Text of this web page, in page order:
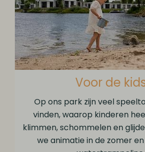
Voor de
Op ons park zijn veel
vinden, waarop kinderen
klimmen, schommelen en
we animatie in de zomer